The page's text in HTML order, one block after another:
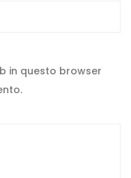
in questo browser